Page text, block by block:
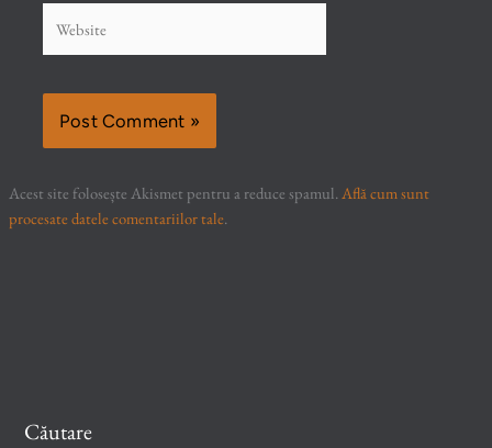
Acest site folosește Akismet pentru a reduce spamul.Află cum sunt
procesate datele comentariilor tale.
Căutare